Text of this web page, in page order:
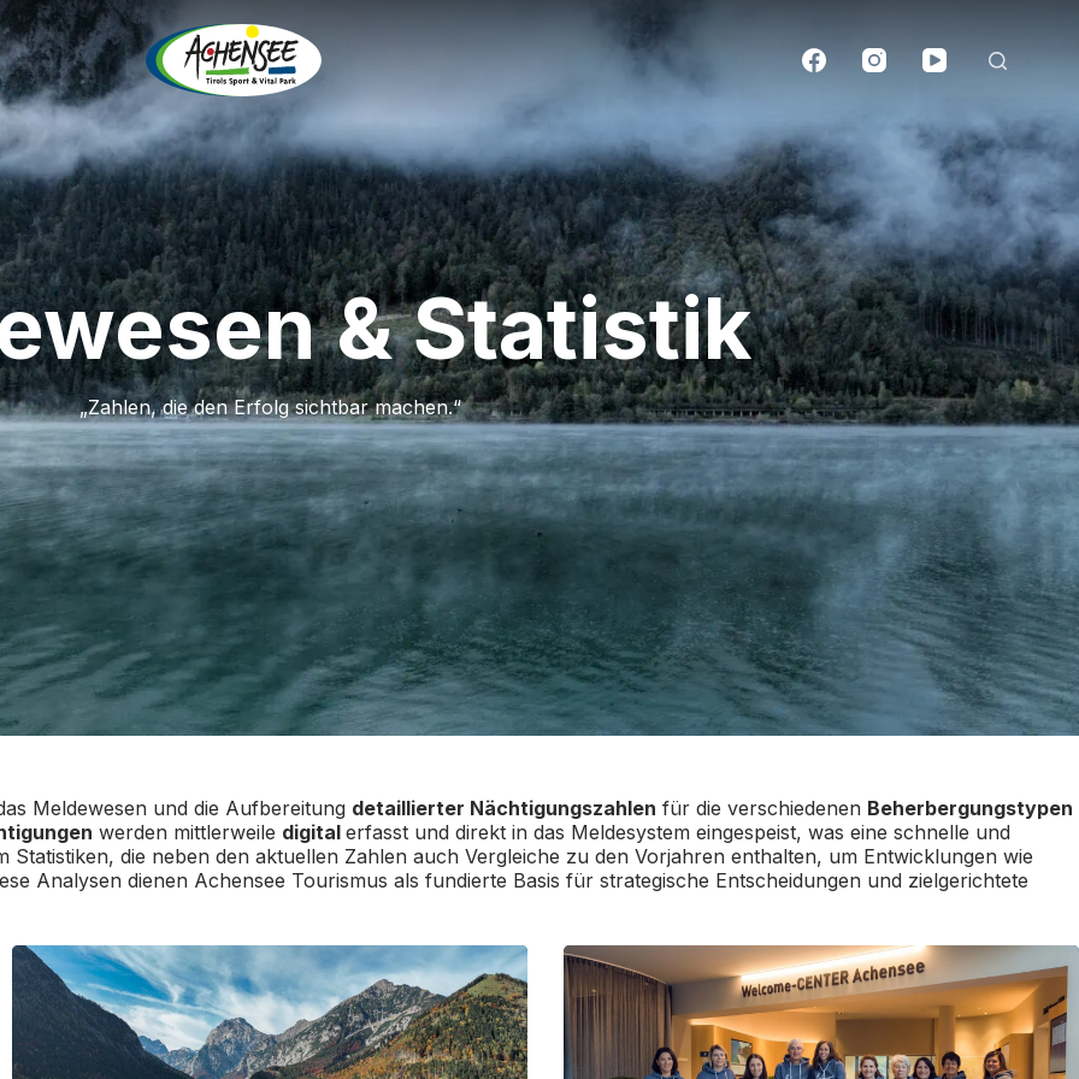
& Statistik
„Zahlen, die den Erfolg sichtbar machen.“
Meldewesen und die Aufbereitung detaillierter Nächtigungszahlen für die verschiedenen Beherbergungstypen
werden mittlerweile digital erfasst und direkt in das Meldesystem eingespeist, was eine schnelle und
die neben den aktuellen Zahlen auch Vergleiche zu den Vorjahren enthalten, um Entwicklungen wie
Analysen dienen Achensee Tourismus als fundierte Basis für strategische Entscheidungen und zielgerichtete